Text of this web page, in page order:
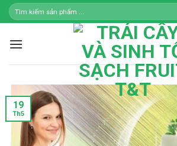
Skip
to
19
Th5